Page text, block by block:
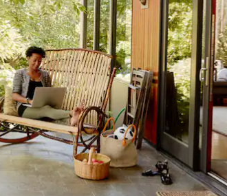
le bas pour les parcourir ou en appuyant et en